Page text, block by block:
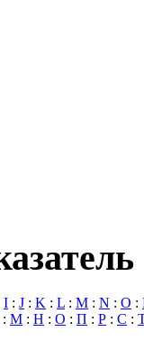
I : J : K : L : M : N : O :
: М : Н : О : П : Р : С :